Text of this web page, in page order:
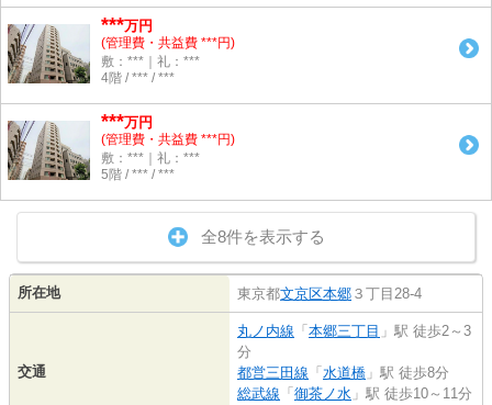
***万円
(管理費・共益費 ***円)
敷：***｜礼：***
4階 / *** / ***
***万円
(管理費・共益費 ***円)
敷：***｜礼：***
5階 / *** / ***
全8件を表示する
所在地 東京都文京区本郷 ３丁目28-4
交通
丸ノ内線 「 本郷三丁目 」駅 徒歩2～3
分
都営三田線 「 水道橋 」駅 徒歩8分
総武線 「 御茶ノ水 」駅 徒歩10～11分